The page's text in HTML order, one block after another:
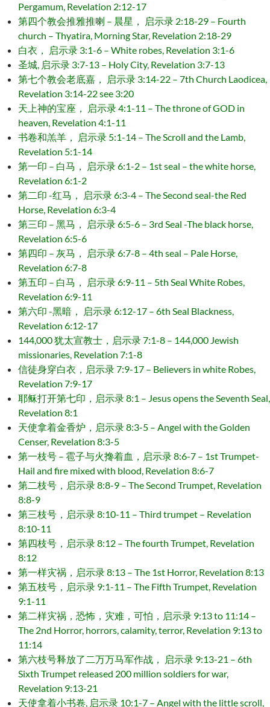
Pergamum, Revelation 2:12-17
第四个教会推雅推喇 – 晨星， 启示录 2:18-29 – Fourth
church – Thyatira, Morning Star, Revelation 2:18-29
白衣， 启示录 3:1-6 – White robes, Revelation 3:1-6
圣城, 启示录 3:7-13 – Holy City, Revelation 3:7-13
第七个教会老底嘉， 启示录 3:14-22 – 7th Church Laodicea,
Revelation 3:14-22 see 3:20
天上神的宝座， 启示录 4:1-11 – The throne of GOD in
heaven, Revelation 4:1-11
书卷和羔羊， 启示录 5:1-14 – The Scroll and the Lamb,
Revelation 5:1-14
第一印 – 白马， 启示录 6:1-2 – 1st seal – the white horse,
Revelation 6:1-2
第二印 -红马， 启示录 6:3-4 – The Second seal-the Red
Horse, Revelation 6:3-4
第三印 – 黑马， 启示录 6:5-6 – 3rd Seal -The black horse,
Revelation 6:5-6
第四印 – 灰马， 启示录 6:7-8 – 4th seal – Pale Horse,
Revelation 6:7-8
第五印 – 白马， 启示录 6:9-11 – 5th Seal White Robes,
Revelation 6:9-11
第六印 -黑暗， 启示录 6:12-17 – 6th Seal Blackness,
Revelation 6:12-17
144,000 犹太宣教士，启示录 7:1-8 – 144,000 Jewish
missionaries, Revelation 7:1-8
信徒身穿白衣，启示录 7:9-17 – Believers in white Robes,
Revelation 7:9-17
耶稣打开第七印，启示录 8:1 – Jesus opens the Seventh Seal,
Revelation 8:1
天使拿着金香炉，启示录 8:3-5 – Angel with the Golden
Censer, Revelation 8:3-5
第一枝号 – 雹子与火搀着血，启示录 8:6-7 – 1st Trumpet-
Hail and fire mixed with blood, Revelation 8:6-7
第二枝号，启示录 8:8-9 – The Second Trumpet, Revelation
8:8-9
第三枝号，启示录 8:10-11 – Third trumpet – Revelation
8:10-11
第四枝号，启示录 8:12 – The fourth Trumpet, Revelation
8:12
第一样灾祸，启示录 8:13 – The 1st Horror, Revelation 8:13
第五枝号，启示录 9:1-11 – The Fifth Trumpet, Revelation
9:1-11
第二样灾祸，恐怖，灾难，可怕，启示录 9:13 to 11:14 –
The 2nd Horror, horrors, calamity, terror, Revelation 9:13 to
11:14
第六枝号释放了二万万马军作战， 启示录 9:13-21 – 6th
Sixth Trumpet released 200 million soldiers for war,
Revelation 9:13-21
天使拿着小书卷, 启示录 10:1-7 – Angel with the little scroll,